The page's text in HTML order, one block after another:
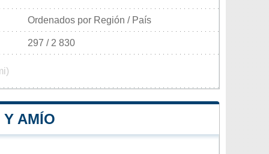
Ordenados por Región / País
297 / 2 830
AMÍO